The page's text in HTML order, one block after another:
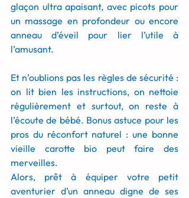
glaçon ultra apaisant, avec picots pour
un massage en profondeur ou encore
anneau d’éveil pour lier l’utile à
l’amusant.
Et n’oublions pas les règles de sécurité :
on lit bien les instructions, on nettoie
régulièrement et surtout, on reste à
l’écoute de bébé. Bonus astuce pour les
pros du réconfort naturel : une bonne
vieille carotte bio peut faire des
merveilles.
Alors, prêt à équiper votre petit
aventurier d’un anneau digne de ses